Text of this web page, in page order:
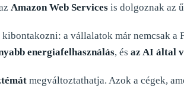
Amazon Web Services is dolgoznak az
a vállalatok már nemcsak a
energiafelhasználás, és az AI által
megváltoztathatja. Azok a cégek,